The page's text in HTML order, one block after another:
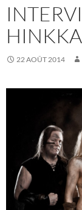
22 AOÛT 2014